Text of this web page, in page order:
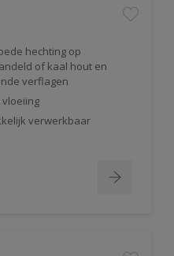
hechting op
of kaal hout en
verflagen
vloeiing
verwerkbaar